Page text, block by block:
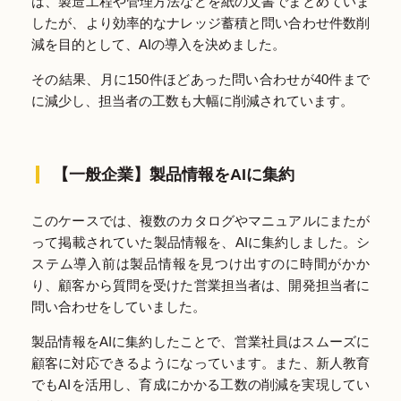
したが、より効率的なナレッジ蓄積と問い合わせ件数削
減を目的として、AIの導入を決めました。
その結果、月に150件ほどあった問い合わせが40件まで
に減少し、担当者の工数も大幅に削減されています。
【一般企業】製品情報をAIに集約
このケースでは、複数のカタログやマニュアルにまたが
って掲載されていた製品情報を、AIに集約しました。シ
ステム導入前は製品情報を見つけ出すのに時間がかか
り、顧客から質問を受けた営業担当者は、開発担当者に
問い合わせをしていました。
製品情報をAIに集約したことで、営業社員はスムーズに
顧客に対応できるようになっています。また、新人教育
でもAIを活用し、育成にかかる工数の削減を実現してい